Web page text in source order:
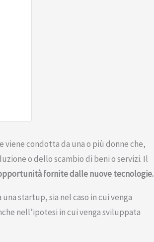
condotta da una o più donne che,
o dello scambio di beni o servizi. Il
fornite dalle nuove tecnologie.
startup, sia nel caso in cui venga
nell’ipotesi in cui venga sviluppata